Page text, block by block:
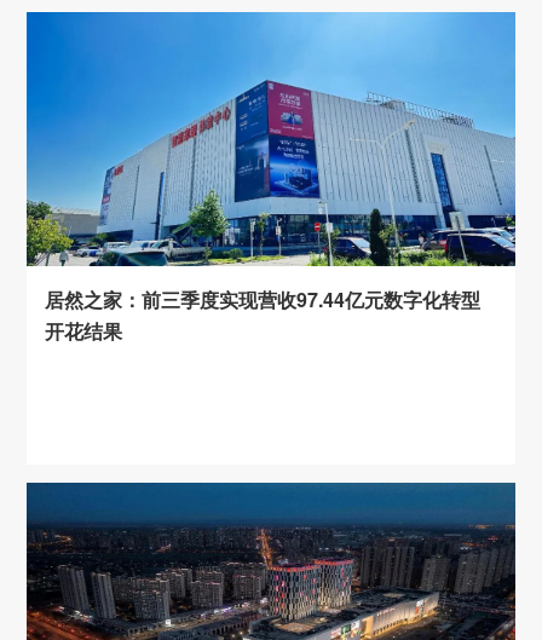
居然之家：前三季度实现营收97.44亿元数字化转型
开花结果